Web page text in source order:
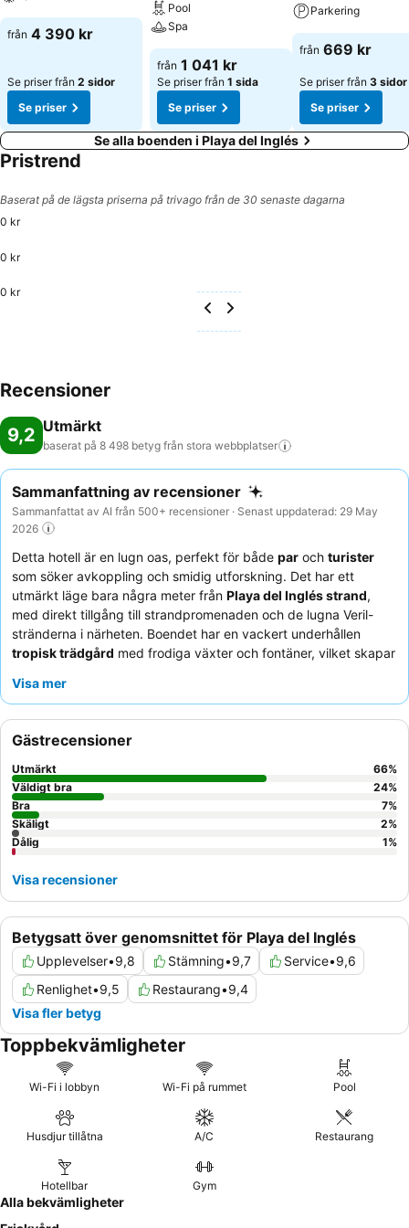
lustgârd.
från 4 390 kr
Se priser från 2 sidor
Se priser
Pool
Spa
från 1 041 kr
Se priser från 1 sida
Se priser
Parkering
från 669 kr
Se priser från 3 sidor
Se priser
Se alla boenden i Playa del Inglés
Pristrend
Baserat på de lägsta priserna på trivago från de 30 senaste dagarna
0 kr
0 kr
0 kr
Recensioner
9,2 Utmärkt
baserat på 8 498 betyg från stora webbplatser
Sammanfattning av recensioner
Sammanfattat av AI från 500+ recensioner · Senast uppdaterad: 29 May
2026
Detta hotell är en lugn oas, perfekt för både par och turister
som söker avkoppling och smidig utforskning. Det har ett
utmärkt läge bara några meter från Playa del Inglés strand,
med direkt tillgång till strandpromenaden och de lugna Veril-
stränderna i närheten. Boendet har en vackert underhållen
tropisk trädgård med frodiga växter och fontäner, vilket skapar
enastående personalen och den
beställning. För en lugnare upplevelse kan du överväga att be
om ett rum mot trädgården.
Visa mer
Betygsatt över genomsnittet för Playa del Inglés
Upplevelser•9,8 Stämning•9,7 Service•9,6
Renlighet•9,5 Restaurang•9,4
Visa fler betyg
Gästrecensioner
Utmärkt 66%
Väldigt bra
24%
Bra
7%
Skäligt
2%
Dålig
1%
Visa recensioner
Toppbekvämligheter
Wi-Fi i lobbyn Wi-Fi på rummet Pool
Husdjur tillåtna A/C Restaurang
Hotellbar Gym
Alla bekvämligheter